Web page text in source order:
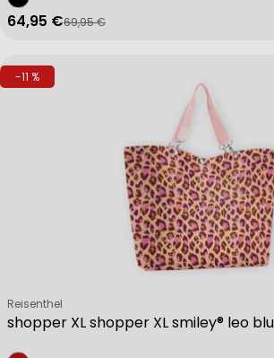
Verkaufspreis
64,95 €
Regulärer Preis
69,95 €
-11 %
shopper XL shopper XL smiley® leo
Verkäufer:
Reisenthel